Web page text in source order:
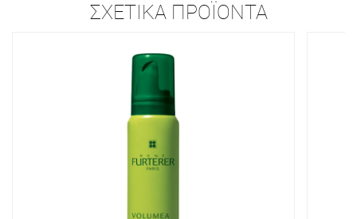
ΣΧΕΤΙΚΆ ΠΡΟΪΌΝΤΑ